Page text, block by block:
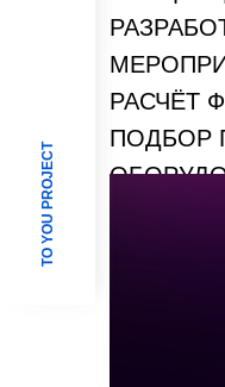
TO YOU PROJECT
РАСЧЁТ
ПОДБОР